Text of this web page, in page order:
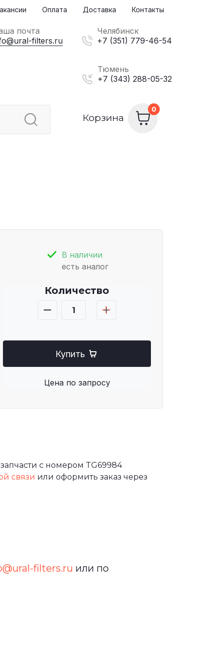
Корзина
Оплата Доставка Контакты
почта
filters.ru
Челябинск
+7 (351) 779-46-54
Тюмень
+7 (343) 288-05-32
В наличии
есть аналог
Количество
Купить
Цена по запросу
с номером TG69984
связи или оформить заказ через
filters.ru или по